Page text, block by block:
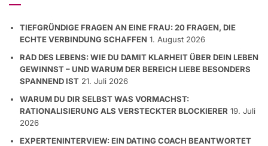
TIEFGRÜNDIGE FRAGEN AN EINE FRAU: 20 FRAGEN, DIE
ECHTE VERBINDUNG SCHAFFEN 1. August 2026
RAD DES LEBENS: WIE DU DAMIT KLARHEIT ÜBER DEIN LEBEN
GEWINNST – UND WARUM DER BEREICH LIEBE BESONDERS
SPANNEND IST 21. Juli 2026
WARUM DU DIR SELBST WAS VORMACHST:
RATIONALISIERUNG ALS VERSTECKTER BLOCKIERER 19. Juli
2026
EXPERTENINTERVIEW: EIN DATING COACH BEANTWORTET